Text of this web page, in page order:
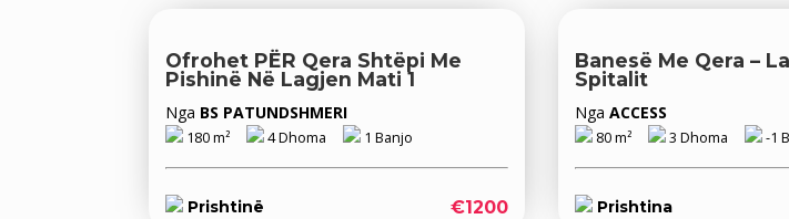
Ofrohet PËR Qera Shtëpi Me
Pishinë Në Lagjen Mati 1
Nga BS PATUNDSHMERI
180 m² 4 Dhoma 1 Banjo
Prishtinë €1200
Banesë Me Qera –
Spitalit
Nga ACCESS
80 m² 3 Dhoma -1
Prishtina